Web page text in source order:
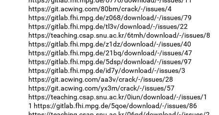
https://git.acwing.com/80bm/crack/-/issues/4
https://gitlab.fhi.mpg.de/z068/download/-/issues/79
https://gitlab.fhi.mpg.de/tl3v/download/-/issues/22
https://teaching.csap.snu.ac.kr/6tmh/download/-/issues/8
https://gitlab.fhi.mpg.de/z1dz/download/-/issues/40
https://gitlab.fhi.mpg.de/21bq/download/-/issues/47
https://gitlab.fhi.mpg.de/5dsp/download/-/issues/97
https://gitlab.fhi.mpg.de/id7y/download/-/issues/3
https://git.acwing.com/aa3v/crack/-/issues/28
https://git.acwing.com/yx3m/crack/-/issues/57
https://teaching.csap.snu.ac.kr/0iun/download/-/issues/1
1 https://gitlab.fhi.mpg.de/5qoe/download/-/issues/86